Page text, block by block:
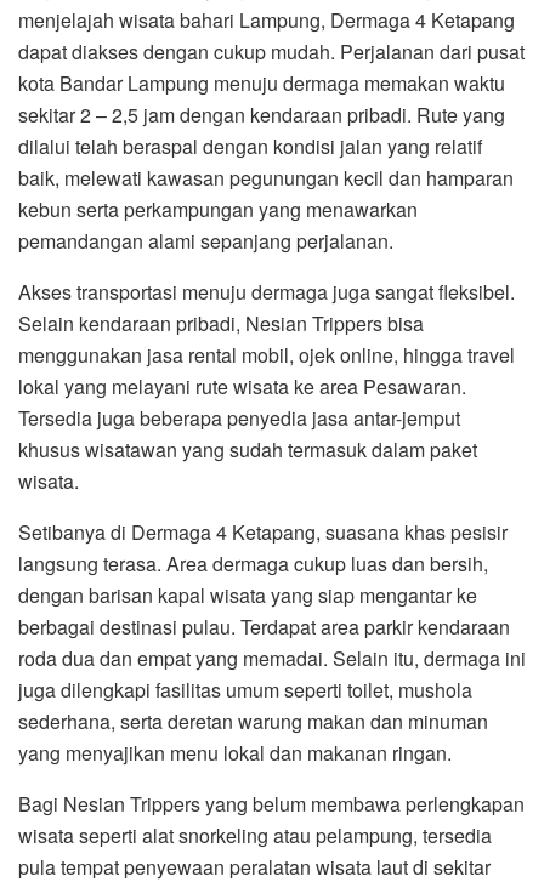
menjelajah wisata bahari Lampung, Dermaga 4 Ketapang
dapat diakses dengan cukup mudah. Perjalanan dari pusat
kota Bandar Lampung menuju dermaga memakan waktu
sekitar 2 – 2,5 jam dengan kendaraan pribadi. Rute yang
dilalui telah beraspal dengan kondisi jalan yang relatif
baik, melewati kawasan pegunungan kecil dan hamparan
kebun serta perkampungan yang menawarkan
pemandangan alami sepanjang perjalanan.
Akses transportasi menuju dermaga juga sangat fleksibel.
Selain kendaraan pribadi, Nesian Trippers bisa
menggunakan jasa rental mobil, ojek online, hingga travel
lokal yang melayani rute wisata ke area Pesawaran.
Tersedia juga beberapa penyedia jasa antar-jemput
khusus wisatawan yang sudah termasuk dalam paket
wisata.
Setibanya di Dermaga 4 Ketapang, suasana khas pesisir
langsung terasa. Area dermaga cukup luas dan bersih,
dengan barisan kapal wisata yang siap mengantar ke
berbagai destinasi pulau. Terdapat area parkir kendaraan
roda dua dan empat yang memadai. Selain itu, dermaga ini
juga dilengkapi fasilitas umum seperti toilet, mushola
sederhana, serta deretan warung makan dan minuman
yang menyajikan menu lokal dan makanan ringan.
Bagi Nesian Trippers yang belum membawa perlengkapan
wisata seperti alat snorkeling atau pelampung, tersedia
pula tempat penyewaan peralatan wisata laut di sekitar